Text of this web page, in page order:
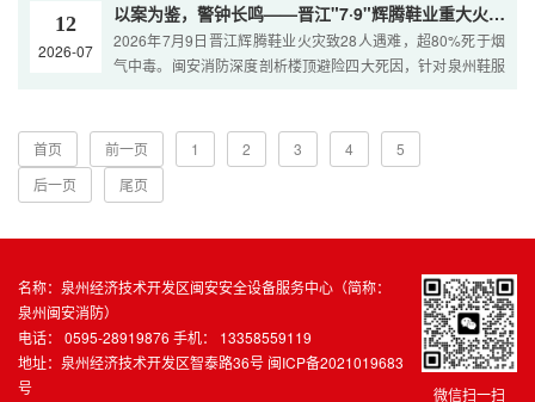
12
2026-07
以案为鉴，警钟长鸣——晋江"7·9"辉腾鞋业重大火灾事故剖析
2026年7月9日晋江辉腾鞋业火灾致28人遇难，超80%死于烟
气中毒。闽安消防深度剖析楼顶避险四大死因，针对泉州鞋服
首页
前一页 1 2 3 4
5
后一页
尾页
微信扫一扫
名称：泉州经济技术开发区闽安安全设备服务中心（简称：
泉州闽安消防）
电话： 0595-28919876 手机： 13358559119
地址：泉州经济技术开发区智泰路36号 闽ICP备2021019683
号